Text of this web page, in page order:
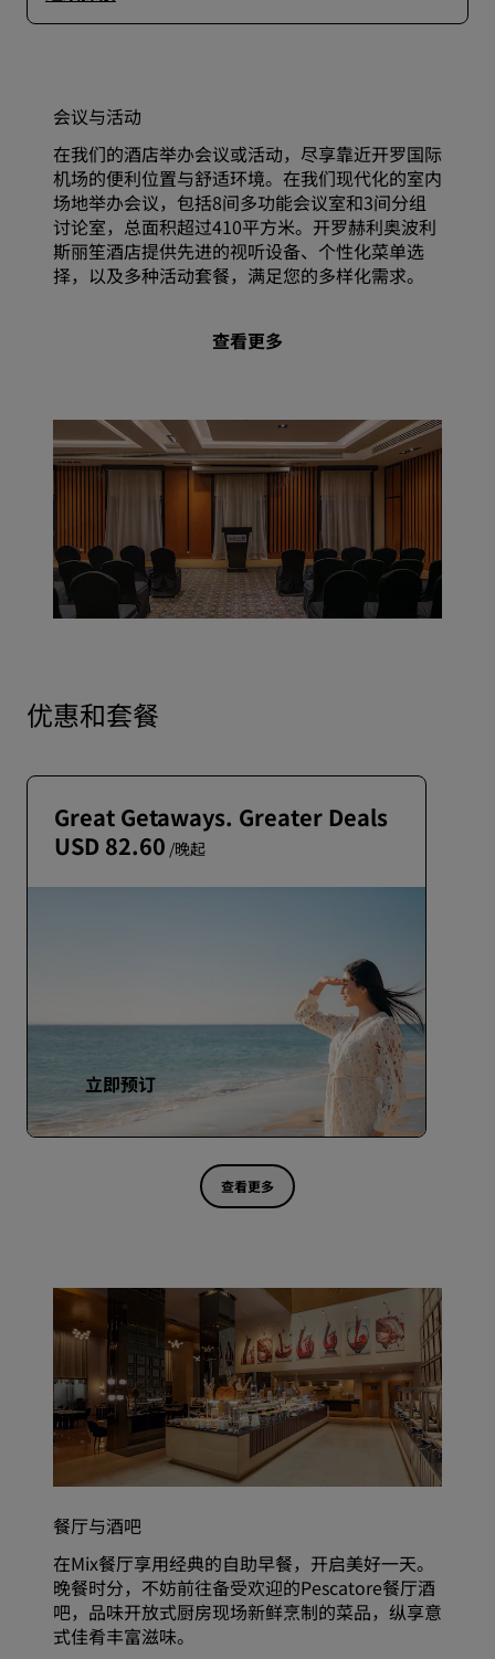
会议与活动
在我们的酒店举办会议或活动，尽享靠近开罗国际
机场的便利位置与舒适环境。在我们现代化的室内
场地举办会议，包括8间多功能会议室和3间分组
讨论室，总面积超过410平方米。开罗赫利奥波利
斯丽笙酒店提供先进的视听设备、个性化菜单选
择，以及多种活动套餐，满足您的多样化需求。
查看更多
优惠和套餐
Great Getaways. Greater Deals
USD 82.60 /晚起
立即预订
查看更多
餐厅与酒吧
在Mix餐厅享用经典的自助早餐，开启美好一天。
晚餐时分，不妨前往备受欢迎的Pescatore餐厅酒
吧，品味开放式厨房现场新鲜烹制的菜品，纵享意
式佳肴丰富滋味。